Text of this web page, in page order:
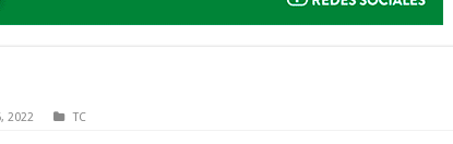
2022 TC